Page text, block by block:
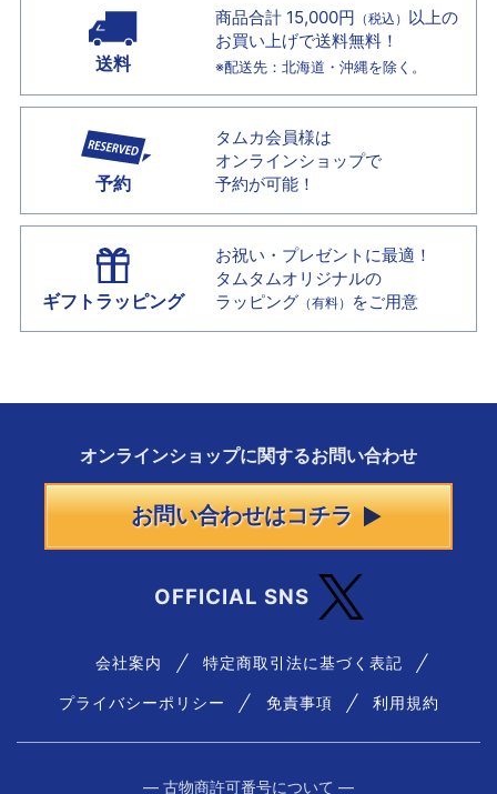
送料
商品合計 15,000円 （税込） 以上の
お買い上げで送料無料！
※配送先：北海道・沖縄を除く。
予約
タムカ会員様は
オンラインショップで
予約が可能！
ギフトラッピング
お祝い・プレゼントに最適！
タムタムオリジナルの
ラッピング （有料） をご用意
オンラインショップに関するお問い合わせ
お問い合わせはコチラ
OFFICIAL SNS
会社案内 特定商取引法に基づく表記
プライバシーポリシー 免責事項 利用規約
― 古物商許可番号について ―